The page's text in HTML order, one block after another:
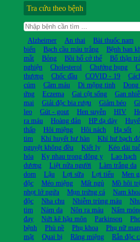
Tra cứu theo bệnh
Alzheimer An thai Bài thuốc nam
biến
Bạch cầu máu trắng Bệnh ban
mắt
Bỏng Bồi bổ cở thể Bổ thận
nghiện
Cholesterol Chướng bụng
thương
Chốc đầu COVID - 19
cúm
Cầm máu Di mộng tinh
ứng
Eczema Gai cột sống Gan
mai
Giải độc bia rượu Giảm béo
leo
Gút - gout Hen suyễn HIV
ra máu
Hoàng đản HP dạ dày
thấp
Hôi miệng Hôi nách Hạ sốt
tim
Khí huyết hư hàn Khí hư bạch
nguyệt không đều
Kiết lỵ Kéo dài
hóa
Kỵ nhau trong đông y Lao hạch
dương
Liệt nửa người Làm trắng da
dom
Lậu Lợi sữa Lợi tiểu Men
độc
Méo miệng Mất ngủ Mồ hôi
nhọt lở ngứa
Mụn trứng cá Nam
độc
Nha chu Nhiễm trùng máu
tim
Nám da Nôn ra máu Nấm
đay
Nứt kẽ hậu môn Parkinson
bệnh
Phù nề Phụ khoa Phụ nữ
mật
Quai bị Răng miệng Rắn độc